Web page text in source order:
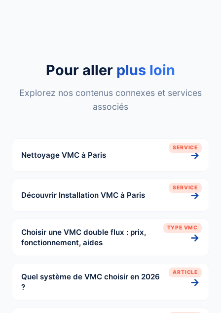
Pour aller plus loin
Explorez nos contenus connexes et services
associés
SERVICE
Nettoyage VMC à Paris →
SERVICE
Découvrir Installation VMC à Paris →
TYPE VMC
Choisir une VMC double flux : prix,
fonctionnement, aides
→
ARTICLE
Quel système de VMC choisir en 2026
?
→